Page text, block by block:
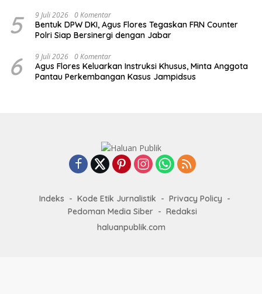
5 9 Juli 2026 0 Komentar
Bentuk DPW DKI, Agus Flores Tegaskan FRN Counter
Polri Siap Bersinergi dengan Jabar
6 9 Juli 2026 0 Komentar
Agus Flores Keluarkan Instruksi Khusus, Minta Anggota
Pantau Perkembangan Kasus Jampidsus
Indeks Kode Etik Jurnalistik
Privacy Policy
Pedoman Media Siber
Redaksi
haluanpublik.com